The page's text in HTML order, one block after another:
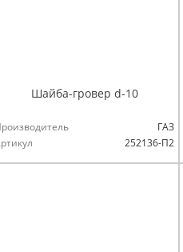
Шайба-гровер d-10
ГАЗ
252136-П2